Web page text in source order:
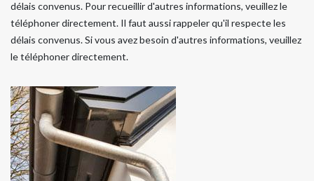
délais convenus. Pour recueillir d'autres informations, veuillez le
téléphoner directement. Il faut aussi rappeler qu'il respecte les
délais convenus. Si vous avez besoin d'autres informations, veuillez
le téléphoner directement.